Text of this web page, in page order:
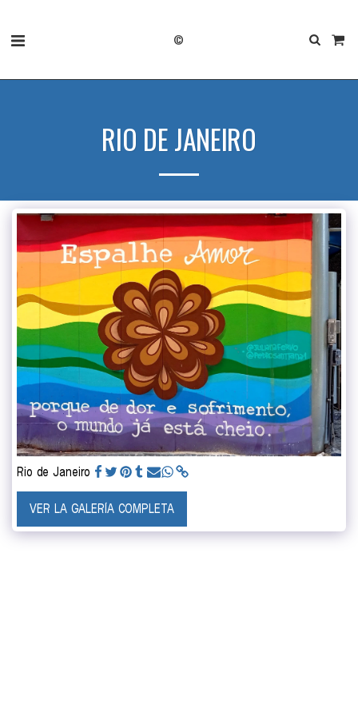
©
RIO DE JANEIRO
Rio de Janeiro
VER LA GALERÍA COMPLETA